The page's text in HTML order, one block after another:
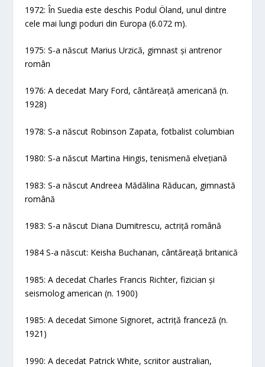
1972: În Suedia este deschis Podul Öland, unul dintre
cele mai lungi poduri din Europa (6.072 m).
1975: S-a născut Marius Urzică, gimnast și antrenor
român
1976: A decedat Mary Ford, cântăreață americană (n.
1928)
1978: S-a născut Robinson Zapata, fotbalist columbian
1980: S-a născut Martina Hingis, tenismenă elvețiană
1983: S-a născut Andreea Mădălina Răducan, gimnastă
română
1983: S-a născut Diana Dumitrescu, actriță română
1984 S-a născut: Keisha Buchanan, cântăreață britanică
1985: A decedat Charles Francis Richter, fizician și
seismolog american (n. 1900)
1985: A decedat Simone Signoret, actriță franceză (n.
1921)
1990: A decedat Patrick White, scriitor australian,